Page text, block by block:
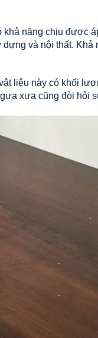
khả năng chịu được
và nội thất. Khả
liệu này có khối
xưa cũng đòi